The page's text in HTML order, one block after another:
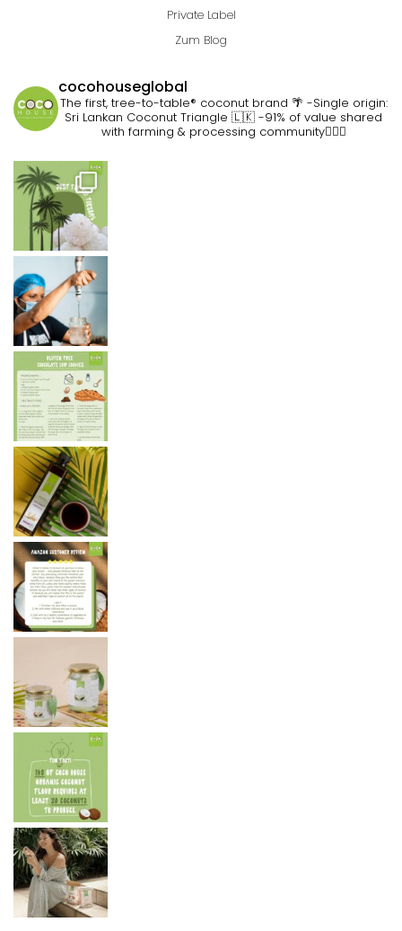
Private Label
Zum Blog
cocohouseglobal
The first, tree-to-table® coconut brand 🌴 -Single origin:
Sri Lankan Coconut Triangle 🇱🇰 -91% of value shared
with farming & processing community👷🏽‍♀️